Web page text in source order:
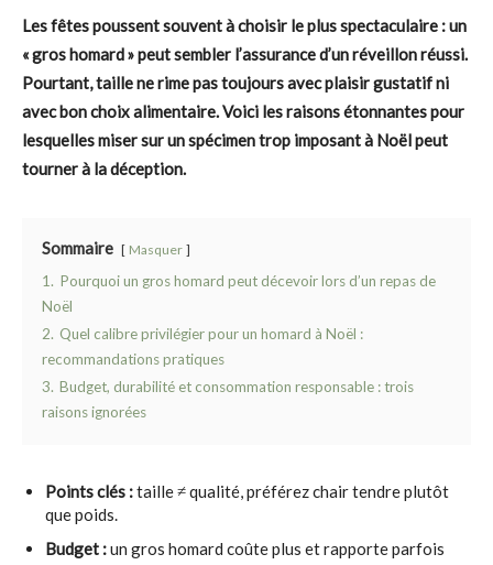
Les fêtes poussent souvent à choisir le plus spectaculaire : un
« gros homard » peut sembler l’assurance d’un réveillon réussi.
Pourtant, taille ne rime pas toujours avec plaisir gustatif ni
avec bon choix alimentaire. Voici les raisons étonnantes pour
lesquelles miser sur un spécimen trop imposant à Noël peut
tourner à la déception.
Sommaire Masquer
1. Pourquoi un gros homard peut décevoir lors d’un repas de
Noël
2. Quel calibre privilégier pour un homard à Noël :
recommandations pratiques
3. Budget, durabilité et consommation responsable : trois
raisons ignorées
Points clés :taille ≠ qualité, préférez chair tendre plutôt
que poids.
Budget :un gros homard coûte plus et rapporte parfois